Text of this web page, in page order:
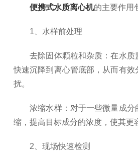
便携式水质离心机的主要作用
1、水样前处理
去除固体颗粒和杂质：在水质监
快速沉降到离心管底部，从而有
扰。
浓缩水样：对于一些微量成分的
缩，提高目标成分的浓度，使其更
2、现场快速检测